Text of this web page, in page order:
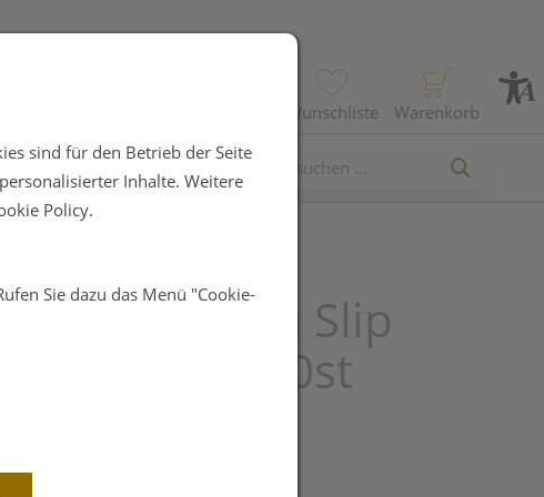
Wunschliste Warenkorb
Tena Slip
Xs 710473 30st
sind für den Betrieb der Seite
Inhalte. Weitere
Policy.
Sie dazu das Menü "Cookie-